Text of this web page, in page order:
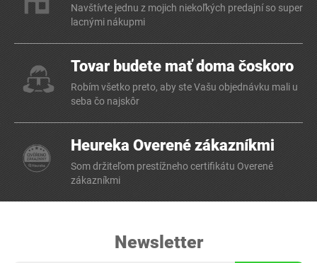
Navštívte jednu z mojich niekoľkých predajní so super
lacnými nákupmi
Tovar budete mať doma čoskoro
Robím všetko preto, aby ste Vašu objednávku mali u
seba čo najskôr
Heureka Overené zákazníkmi
Som držiteľom prestížneho certifikátu Overené
zákazníkmi
Newsletter